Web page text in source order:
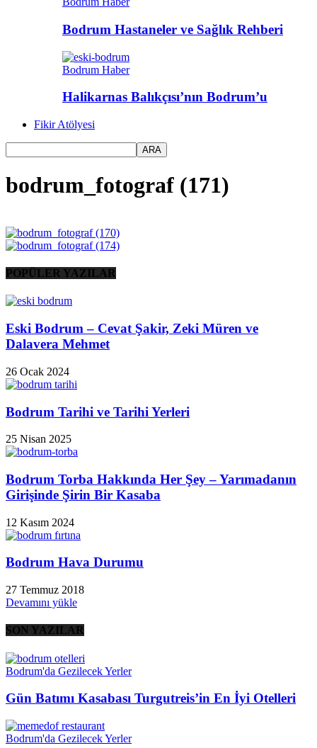
Bodrum Hastaneler ve Sağlık Rehberi
Bodrum Haber
Halikarnas Balıkçısı’nın Bodrum’u
Fikir Atölyesi
bodrum_fotograf (171)
POPÜLER YAZILAR
Eski Bodrum – Cevat Şakir, Zeki Müren ve
Dalavera Mehmet
26 Ocak 2024
Bodrum Tarihi ve Tarihi Yerleri
25 Nisan 2025
Bodrum Torba Hakkında Her Şey – Yarımadanın
Girişinde Şirin Bir Kasaba
12 Kasım 2024
Bodrum Hava Durumu
27 Temmuz 2018
Devamını yükle
SON YAZILAR
Bodrum'da Gezilecek Yerler
Gün Batımı Kasabası Turgutreis’in En İyi Otelleri
Bodrum'da Gezilecek Yerler